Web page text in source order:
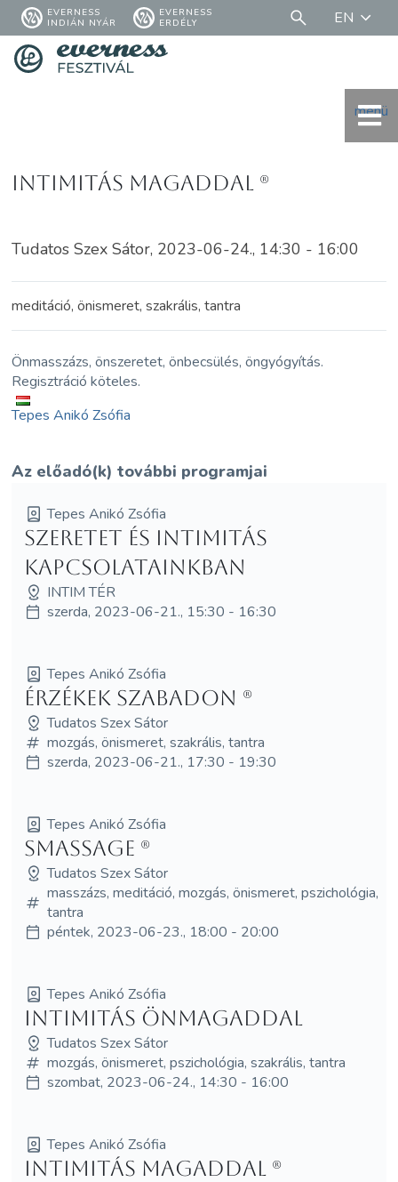
EVERNESS
INDIÁN NYÁR
EVERNESS
ERDÉLY
EN
menü
Intimitás magaddal (R)
Tudatos Szex Sátor, 2023-06-24., 14:30 - 16:00
meditáció, önismeret, szakrális, tantra
Önmasszázs, önszeretet, önbecsülés, öngyógyítás.
Regisztráció köteles.
Tepes Anikó Zsófia
Az előadó(k) további programjai
Tepes Anikó Zsófia
Szeretet és intimitás
kapcsolatainkban
INTIM TÉR
szerda, 2023-06-21., 15:30 - 16:30
Tepes Anikó Zsófia
Érzékek szabadon (R)
Tudatos Szex Sátor
mozgás, önismeret, szakrális, tantra
szerda, 2023-06-21., 17:30 - 19:30
Tepes Anikó Zsófia
SMassage (R)
Tudatos Szex Sátor
masszázs, meditáció, mozgás, önismeret, pszichológia,
tantra
péntek, 2023-06-23., 18:00 - 20:00
Tepes Anikó Zsófia
Intimitás önmagaddal
Tudatos Szex Sátor
mozgás, önismeret, pszichológia, szakrális, tantra
szombat, 2023-06-24., 14:30 - 16:00
Tepes Anikó Zsófia
Intimitás magaddal (R)